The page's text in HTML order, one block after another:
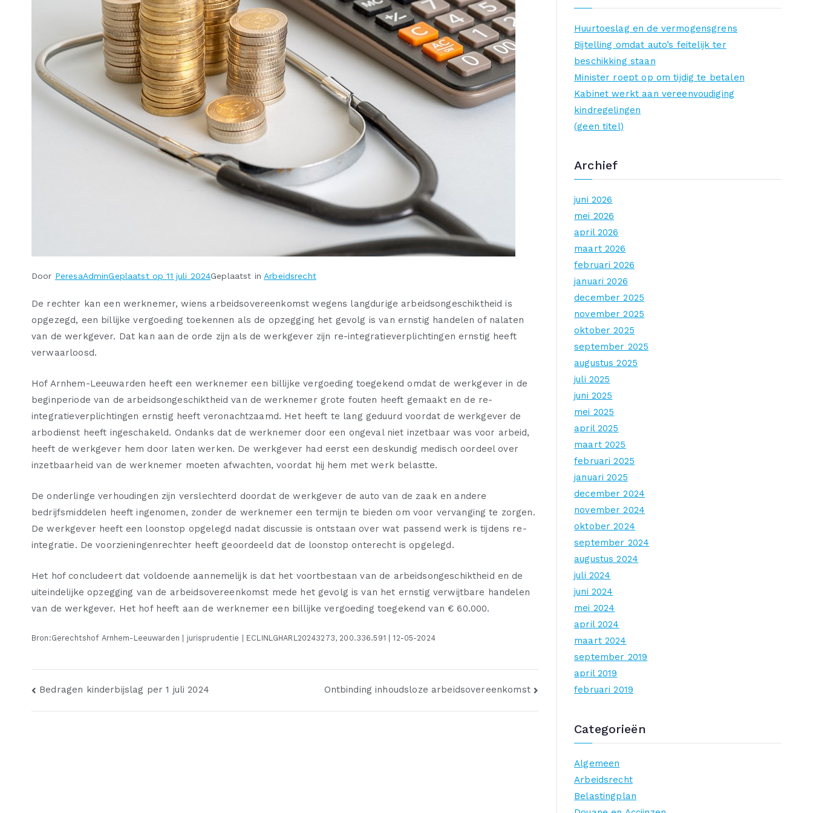
Door PeresaAdminGeplaatst op11 juli 2024Geplaatst in Arbeidsrecht
De rechter kan een werknemer, wiens arbeidsovereenkomst wegens langdurige arbeidsongeschiktheid is
opgezegd, een billijke vergoeding toekennen als de opzegging het gevolg is van ernstig handelen of nalaten
van de werkgever. Dat kan aan de orde zijn als de werkgever zijn re-integratieverplichtingen ernstig heeft
verwaarloosd.
Hof Arnhem-Leeuwarden heeft een werknemer een billijke vergoeding toegekend omdat de werkgever in de
beginperiode van de arbeidsongeschiktheid van de werknemer grote fouten heeft gemaakt en de re-
integratieverplichtingen ernstig heeft veronachtzaamd. Het heeft te lang geduurd voordat de werkgever de
arbodienst heeft ingeschakeld. Ondanks dat de werknemer door een ongeval niet inzetbaar was voor arbeid,
heeft de werkgever hem door laten werken. De werkgever had eerst een deskundig medisch oordeel over
inzetbaarheid van de werknemer moeten afwachten, voordat hij hem met werk belastte.
De onderlinge verhoudingen zijn verslechterd doordat de werkgever de auto van de zaak en andere
bedrijfsmiddelen heeft ingenomen, zonder de werknemer een termijn te bieden om voor vervanging te zorgen.
De werkgever heeft een loonstop opgelegd nadat discussie is ontstaan over wat passend werk is tijdens re-
integratie. De voorzieningenrechter heeft geoordeeld dat de loonstop onterecht is opgelegd.
Het hof concludeert dat voldoende aannemelijk is dat het voortbestaan van de arbeidsongeschiktheid en de
uiteindelijke opzegging van de arbeidsovereenkomst mede het gevolg is van het ernstig verwijtbare handelen
van de werkgever. Het hof heeft aan de werknemer een billijke vergoeding toegekend van € 60.000.
Bron:Gerechtshof Arnhem-Leeuwarden | jurisprudentie | ECLINLGHARL20243273, 200.336.591 | 12-05-2024
Bericht
navigatie
Bedragen kinderbijslag per 1 juli 2024 Ontbinding inhoudsloze arbeidsovereenkomst
Huurtoeslag en de vermogensgrens
Bijtelling omdat auto’s feitelijk ter
beschikking staan
Minister roept op om tijdig te betalen
Kabinet werkt aan vereenvoudiging
kindregelingen
(geen titel)
Archief
juni 2026
mei 2026
april 2026
maart 2026
februari 2026
januari 2026
december 2025
november 2025
oktober 2025
september 2025
augustus 2025
juli 2025
juni 2025
mei 2025
april 2025
maart 2025
februari 2025
januari 2025
december 2024
november 2024
oktober 2024
september 2024
augustus 2024
juli 2024
juni 2024
mei 2024
april 2024
maart 2024
september 2019
april 2019
februari 2019
Categorieën
Algemeen
Arbeidsrecht
Belastingplan